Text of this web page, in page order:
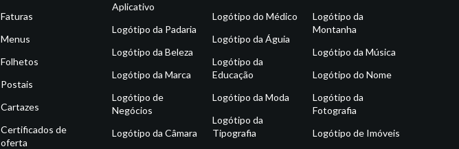
Faturas
Menus
Folhetos
Postais
Cartazes
Certificados de
oferta
Aplicativo
Logótipo da Padaria
Logótipo da Beleza
Logótipo da Marca
Logótipo de
Negócios
Logótipo da Câmara
Logótipo do Médico
Logótipo da Águia
Logótipo da
Educação
Logótipo da Moda
Logótipo da
Tipografia
Logótipo da
Montanha
Logótipo da Música
Logótipo do Nome
Logótipo da
Fotografia
Logótipo de Imóveis